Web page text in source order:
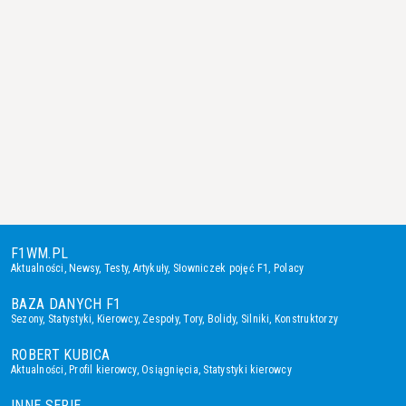
F1WM.PL
Aktualności,Newsy, Testy, Artykuły, Słowniczek pojęć F1, Polacy
BAZA DANYCH F1
Sezony, Statystyki, Kierowcy, Zespoły,Tory, Bolidy, Silniki, Konstruktorzy
ROBERT KUBICA
Aktualności,Profil kierowcy,Osiągnięcia, Statystyki kierowcy